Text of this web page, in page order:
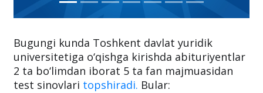
Bugungi kunda Toshkent davlat yuridik
universitetiga o‘qishga kirishda abituriyentlar
2 ta bo‘limdan iborat 5 ta fan majmuasidan
test sinovlari topshiradi. Bular: